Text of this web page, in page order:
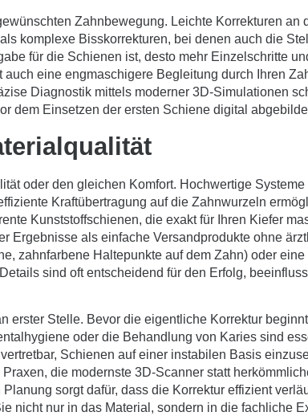
Zahnbewegung. Leichte Korrekturen an
komplexe Bisskorrekturen, bei denen auch die
für die Schienen ist, desto mehr Einzelschritte
eine engmaschigere Begleitung durch Ihren
Diagnostik mittels moderner 3D-Simulationen
dem Einsetzen der ersten Schiene digital
oder den gleichen Komfort. Hochwertige
Kraftübertragung auf die Zahnwurzeln
Kunststoffschienen, die exakt für Ihren Kiefer
Ergebnisse als einfache Versandprodukte ohne
zahnfarbene Haltepunkte auf dem Zahn) oder
sind oft entscheidend für den Erfolg,
erster Stelle. Bevor die eigentliche Korrektur
oder die Behandlung von Karies sind
Schienen auf einer instabilen Basis
die modernste 3D-Scanner statt
sorgt dafür, dass die Korrektur effizient
nicht nur in das Material, sondern in die fachliche